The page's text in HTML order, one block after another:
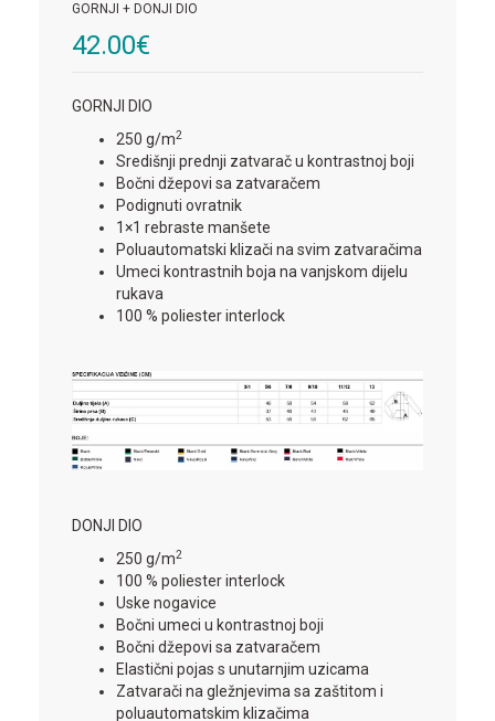
GORNJI + DONJI DIO
42.00€
GORNJI DIO
250 g/m2
Središnji prednji zatvarač u kontrastnoj boji
Bočni džepovi sa zatvaračem
Podignuti ovratnik
1×1 rebraste manšete
Poluautomatski klizači na svim zatvaračima
Umeci kontrastnih boja na vanjskom dijelu
rukava
100 % poliester interlock
DONJI DIO
250 g/m2
100 % poliester interlock
Uske nogavice
Bočni umeci u kontrastnoj boji
Bočni džepovi sa zatvaračem
Elastični pojas s unutarnjim uzicama
Zatvarači na gležnjevima sa zaštitom i
poluautomatskim klizačima